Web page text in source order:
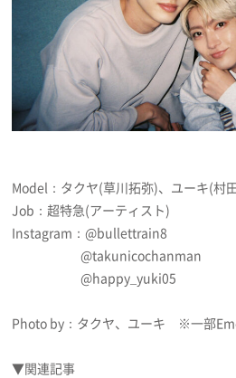
Model：タクヤ(草川拓弥)、ユーキ(村
Job：超特急(アーティスト)
Instagram：@bullettrain8
@takunicochanman
@happy_yuki05
Photo by：タクヤ、ユーキ ※一部
▼関連記事